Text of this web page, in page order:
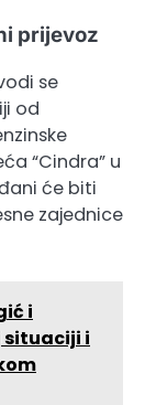
prijevoz
se
od
“Cindra” u
će biti
zajednice
i
situaciji i